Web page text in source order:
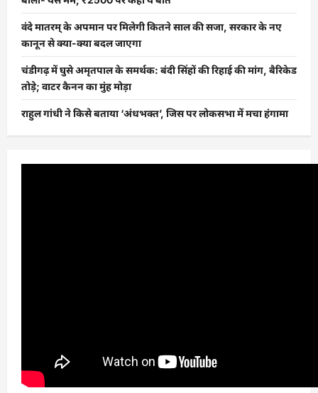
वंदे मातरम् के अपमान पर मिलेगी कितने साल की सजा, सरकार के नए
कानून से क्या-क्या बदल जाएगा
चंडीगढ़ में घुसे अमृतपाल के समर्थक: बंदी सिंहों की रिहाई की मांग, बैरिकेड
तोड़े; वाटर कैनन का मुंह मोड़ा
राहुल गांधी ने किसे बताया ‘अंधभक्त’, जिस पर लोकसभा में मचा हंगामा